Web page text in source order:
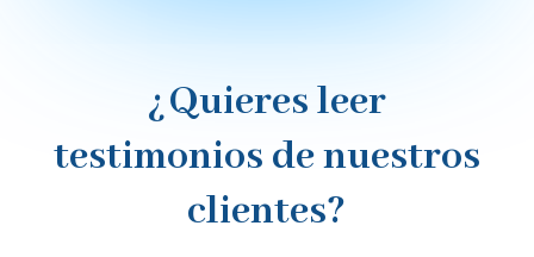
¿Quieres leer
testimonios de nuestros
clientes?